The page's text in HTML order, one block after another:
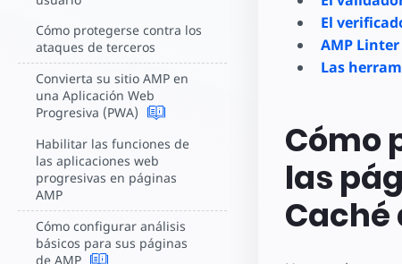
Cómo protegerse contra los
ataques de terceros
Convierta su sitio AMP en
una Aplicación Web
Progresiva (PWA)
Habilitar las funciones de
las aplicaciones web
progresivas en páginas
AMP
Cómo configurar análisis
básicos para sus páginas
de AMP
El
AMP Linter
Las
Cómo
las
Caché